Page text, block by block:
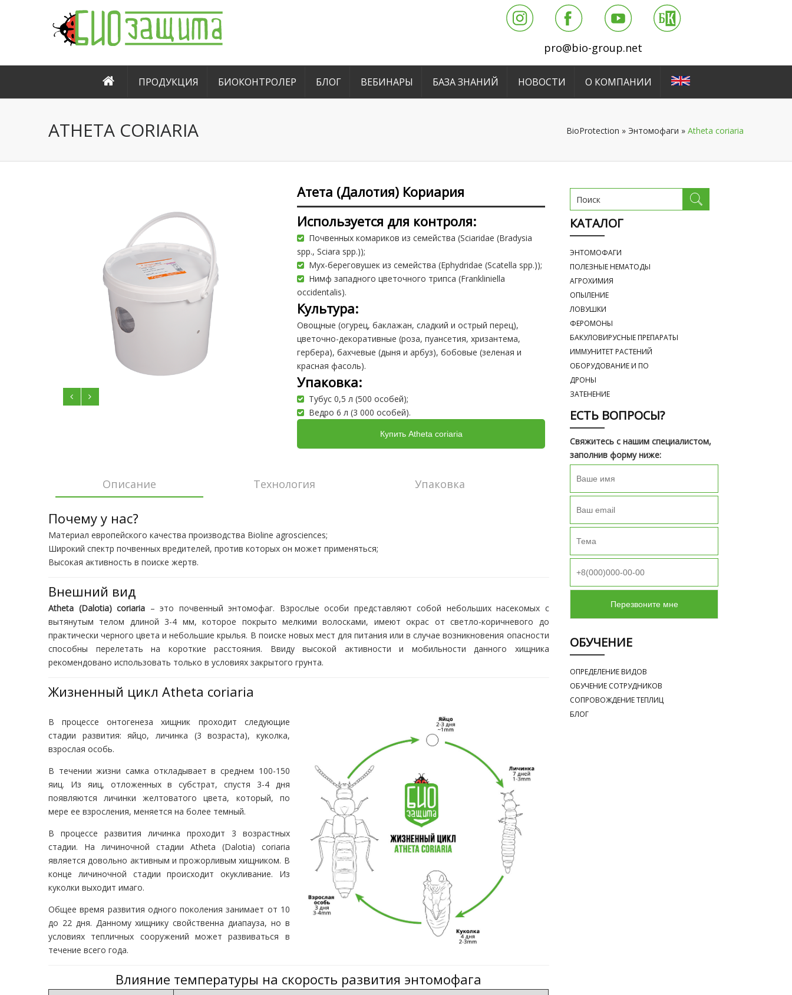
pro@bio-group.net
ПРОДУКЦИЯ БИОКОНТРОЛЕР БЛОГ ВЕБИНАРЫ БАЗА ЗНАНИЙ НОВОСТИ О КОМПАНИИ
ATHETA CORIARIA BioProtection » Энтомофаги » Atheta coriaria
Атета (Далотия) Кориария
Используется для контроля:
Почвенных комариков из семейства (Sciaridae (Bradysia
spp., Sciara spp.));
Мух-береговушек из семейства (Ephydridae (Scatella spp.));
Нимф западного цветочного трипса (Frankliniella
occidentalis).
Культура:
Овощные (огурец, баклажан, сладкий и острый перец),
цветочно-декоративные (роза, пуансетия, хризантема,
гербера), бахчевые (дыня и арбуз), бобовые (зеленая и
красная фасоль).
Упаковка:
Тубус 0,5 л (500 особей);
Ведро 6 л (3 000 особей).
Купить Atheta coriaria
Описание Технология Упаковка
Почему у нас?
Материал европейского качества производства Bioline agrosciences;
Широкий спектр почвенных вредителей, против которых он может применяться;
Высокая активность в поиске жертв.
Внешний вид
Atheta (Dalotia) coriaria – это почвенный энтомофаг. Взрослые особи представляют собой небольших насекомых с
вытянутым телом длиной 3-4 мм, которое покрыто мелкими волосками, имеют окрас от светло-коричневого до
практически черного цвета и небольшие крылья. В поиске новых мест для питания или в случае возникновения опасности
способны перелетать на короткие расстояния. Ввиду высокой активности и мобильности данного хищника
рекомендовано использовать только в условиях закрытого грунта.
Жизненный цикл Atheta coriaria
В процессе онтогенеза хищник проходит следующие
стадии развития: яйцо, личинка (3 возраста), куколка,
взрослая особь.
В течении жизни самка откладывает в среднем 100-150
яиц. Из яиц, отложенных в субстрат, спустя 3-4 дня
появляются личинки желтоватого цвета, который, по
мере ее взросления, меняется на более темный.
В процессе развития личинка проходит 3 возрастных
стадии. На личиночной стадии Atheta (Dalotia) coriaria
является довольно активным и прожорливым хищником. В
конце личиночной стадии происходит окукливание. Из
куколки выходит имаго.
Общее время развития одного поколения занимает от 10
до 22 дня. Данному хищнику свойственна диапауза, но в
условиях тепличных сооружений может развиваться в
течение всего года.
Влияние температуры на скорость развития энтомофага
КАТАЛОГ
ЭНТОМОФАГИ
ПОЛЕЗНЫЕ НЕМАТОДЫ
АГРОХИМИЯ
ОПЫЛЕНИЕ
ЛОВУШКИ
ФЕРОМОНЫ
БАКУЛОВИРУСНЫЕ ПРЕПАРАТЫ
ИММУНИТЕТ РАСТЕНИЙ
ОБОРУДОВАНИЕ И ПО
ДРОНЫ
ЗАТЕНЕНИЕ
ЕСТЬ ВОПРОСЫ?
Свяжитесь с нашим специалистом,
заполнив форму ниже:
ОБУЧЕНИЕ
ОПРЕДЕЛЕНИЕ ВИДОВ
ОБУЧЕНИЕ СОТРУДНИКОВ
СОПРОВОЖДЕНИЕ ТЕПЛИЦ
БЛОГ